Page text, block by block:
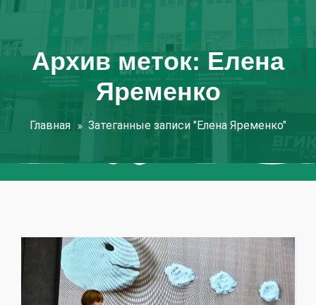
Архив меток: Елена
Яременко
Главная Затеганные записи "Елена Яременко"